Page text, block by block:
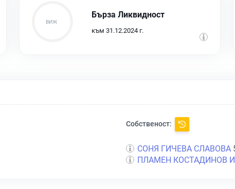
Бърза Ликвидност
към 31.12.2024 г.
Собственост:
СОНЯ ГИЧЕВА СЛАВОВА
ПЛАМЕН КОСТАДИНОВ